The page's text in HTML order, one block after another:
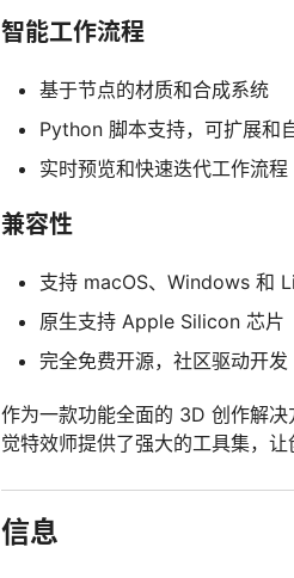
智能工作流程
基于节点的材质和合成系统
Python 脚本支持，可扩展和
实时预览和快速迭代工作流程
兼容性
支持 macOS、Windows 和
原生支持 Apple Silicon 芯片
完全免费开源，社区驱动开发
作为一款功能全面的 3D 创作解
觉特效师提供了强大的工具集，
信息